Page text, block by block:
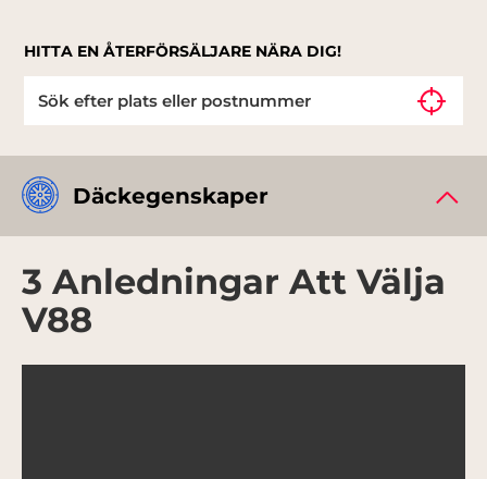
HITTA EN ÅTERFÖRSÄLJARE NÄRA DIG!
Däckegenskaper
3 Anledningar Att Välja
V88